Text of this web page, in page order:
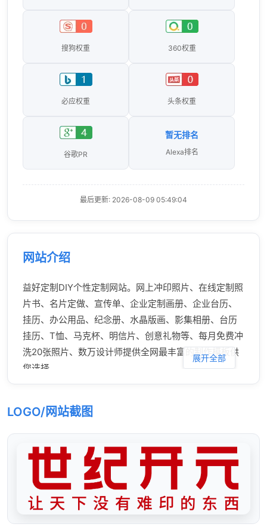
搜狗权重 360权重
必应权重 头条权重
谷歌PR
暂无排名
Alexa排名
最后更新: 2026-08-09 05:49:04
网站介绍
益好定制DIY个性定制网站。网上冲印照片、在线定制照
片书、名片定做、宣传单、企业定制画册、企业台历、
挂历、办公用品、纪念册、水晶版画、影集相册、台历
挂历、T恤、马克杯、明信片、创意礼物等、每月免费冲
洗20张照片、数万设计师提供全网最丰富的制作模板供
您选择。
展开全部
LOGO/网站截图